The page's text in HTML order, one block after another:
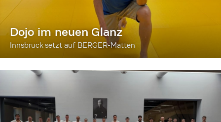
Dojo im neuen Glanz
Innsbruck setzt auf BERGER-Matten